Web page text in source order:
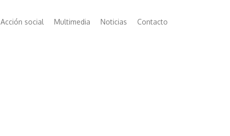
Acción social Multimedia Noticias Contacto